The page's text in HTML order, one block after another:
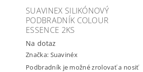
SUAVINEX SILIKÓNOVÝ
PODBRADNÍK COLOUR
ESSENCE 2KS
Na dotaz
Značka: Suavinéx
Podbradník je možné zrolovať a nosiť